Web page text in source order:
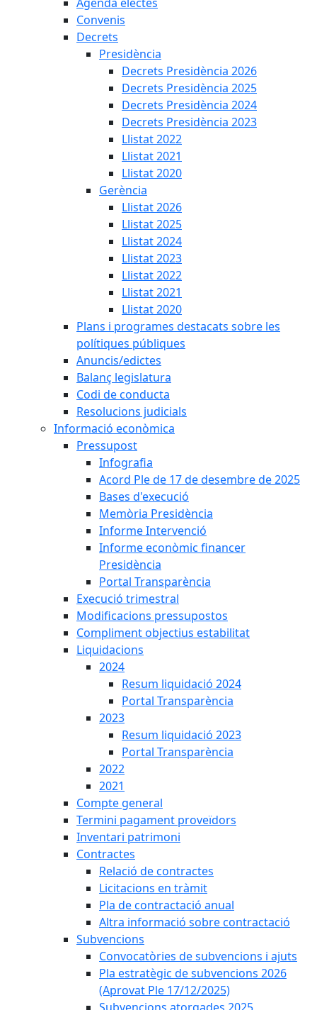
Convenis
Decrets
Presidència
Decrets Presidència 2026
Decrets Presidència 2025
Decrets Presidència 2024
Decrets Presidència 2023
Llistat 2022
Llistat 2021
Llistat 2020
Gerència
Llistat 2026
Llistat 2025
Llistat 2024
Llistat 2023
Llistat 2022
Llistat 2021
Llistat 2020
Plans i programes destacats sobre les
polítiques públiques
Anuncis/edictes
Balanç legislatura
Codi de conducta
Resolucions judicials
Informació econòmica
Pressupost
Infografia
Acord Ple de 17 de desembre de 2025
Bases d'execució
Memòria Presidència
Informe Intervenció
Informe econòmic financer
Presidència
Portal Transparència
Execució trimestral
Modificacions pressupostos
Compliment objectius estabilitat
Liquidacions
2024
Resum liquidació 2024
Portal Transparència
2023
Resum liquidació 2023
Portal Transparència
2022
2021
Compte general
Termini pagament proveïdors
Inventari patrimoni
Contractes
Relació de contractes
Licitacions en tràmit
Pla de contractació anual
Altra informació sobre contractació
Subvencions
Convocatòries de subvencions i ajuts
Pla estratègic de subvencions 2026
(Aprovat Ple 17/12/2025)